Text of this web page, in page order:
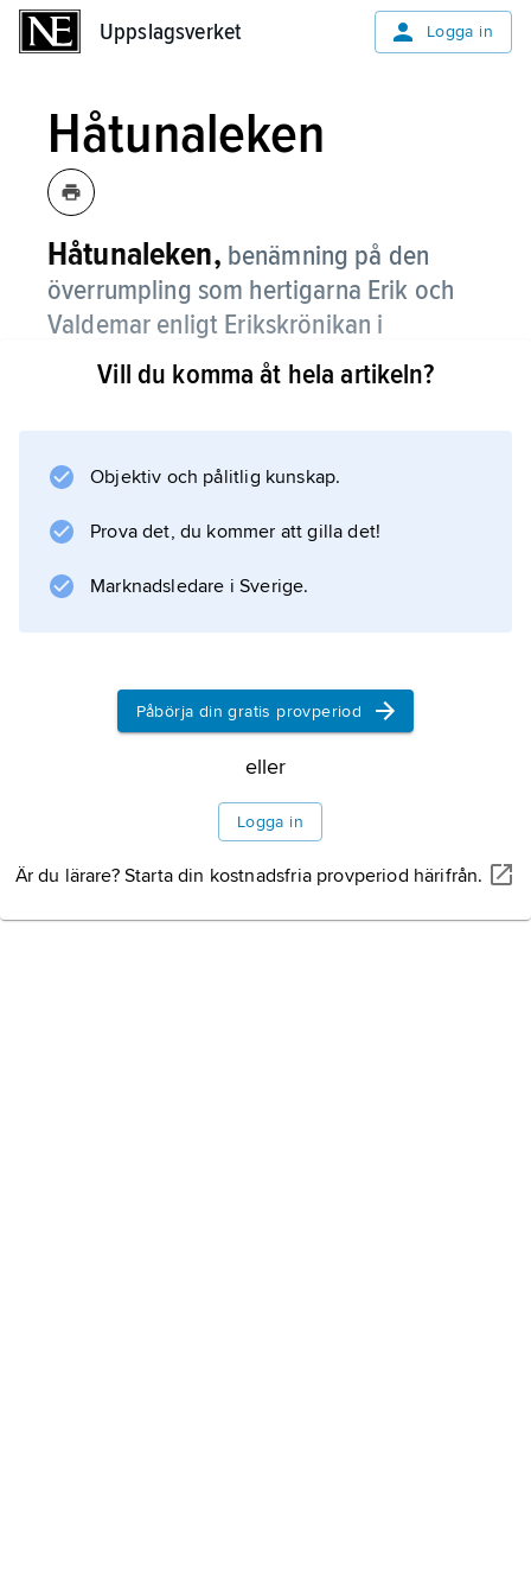
Uppslagsverket Logga in
Håtunaleken
Håtunaleken, benämning på den
överrumpling som hertigarna Erik och
Valdemar enligt Erikskrönikan i
september 1306 företog mot sin bror
kung Birger Magnusson på gården
Birger, som tillfångatogs tillsammans med bl.a.
ärkebiskopen Nils Kettilsson, fördes till
Nyköpings slott. Han frigavs ur fängelset 1308.
Vill du komma åt hela artikeln?
Objektiv och pålitlig kunskap.
Prova det, du kommer att gilla det!
Marknadsledare i Sverige.
Påbörja din gratis provperiod
eller
Logga in
Är du lärare? Starta din kostnadsfria provperiod härifrån.